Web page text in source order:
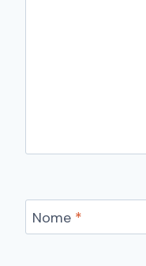
Nome *